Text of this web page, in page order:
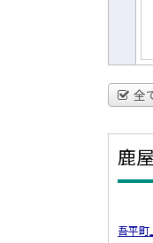
全
鹿
吾平町